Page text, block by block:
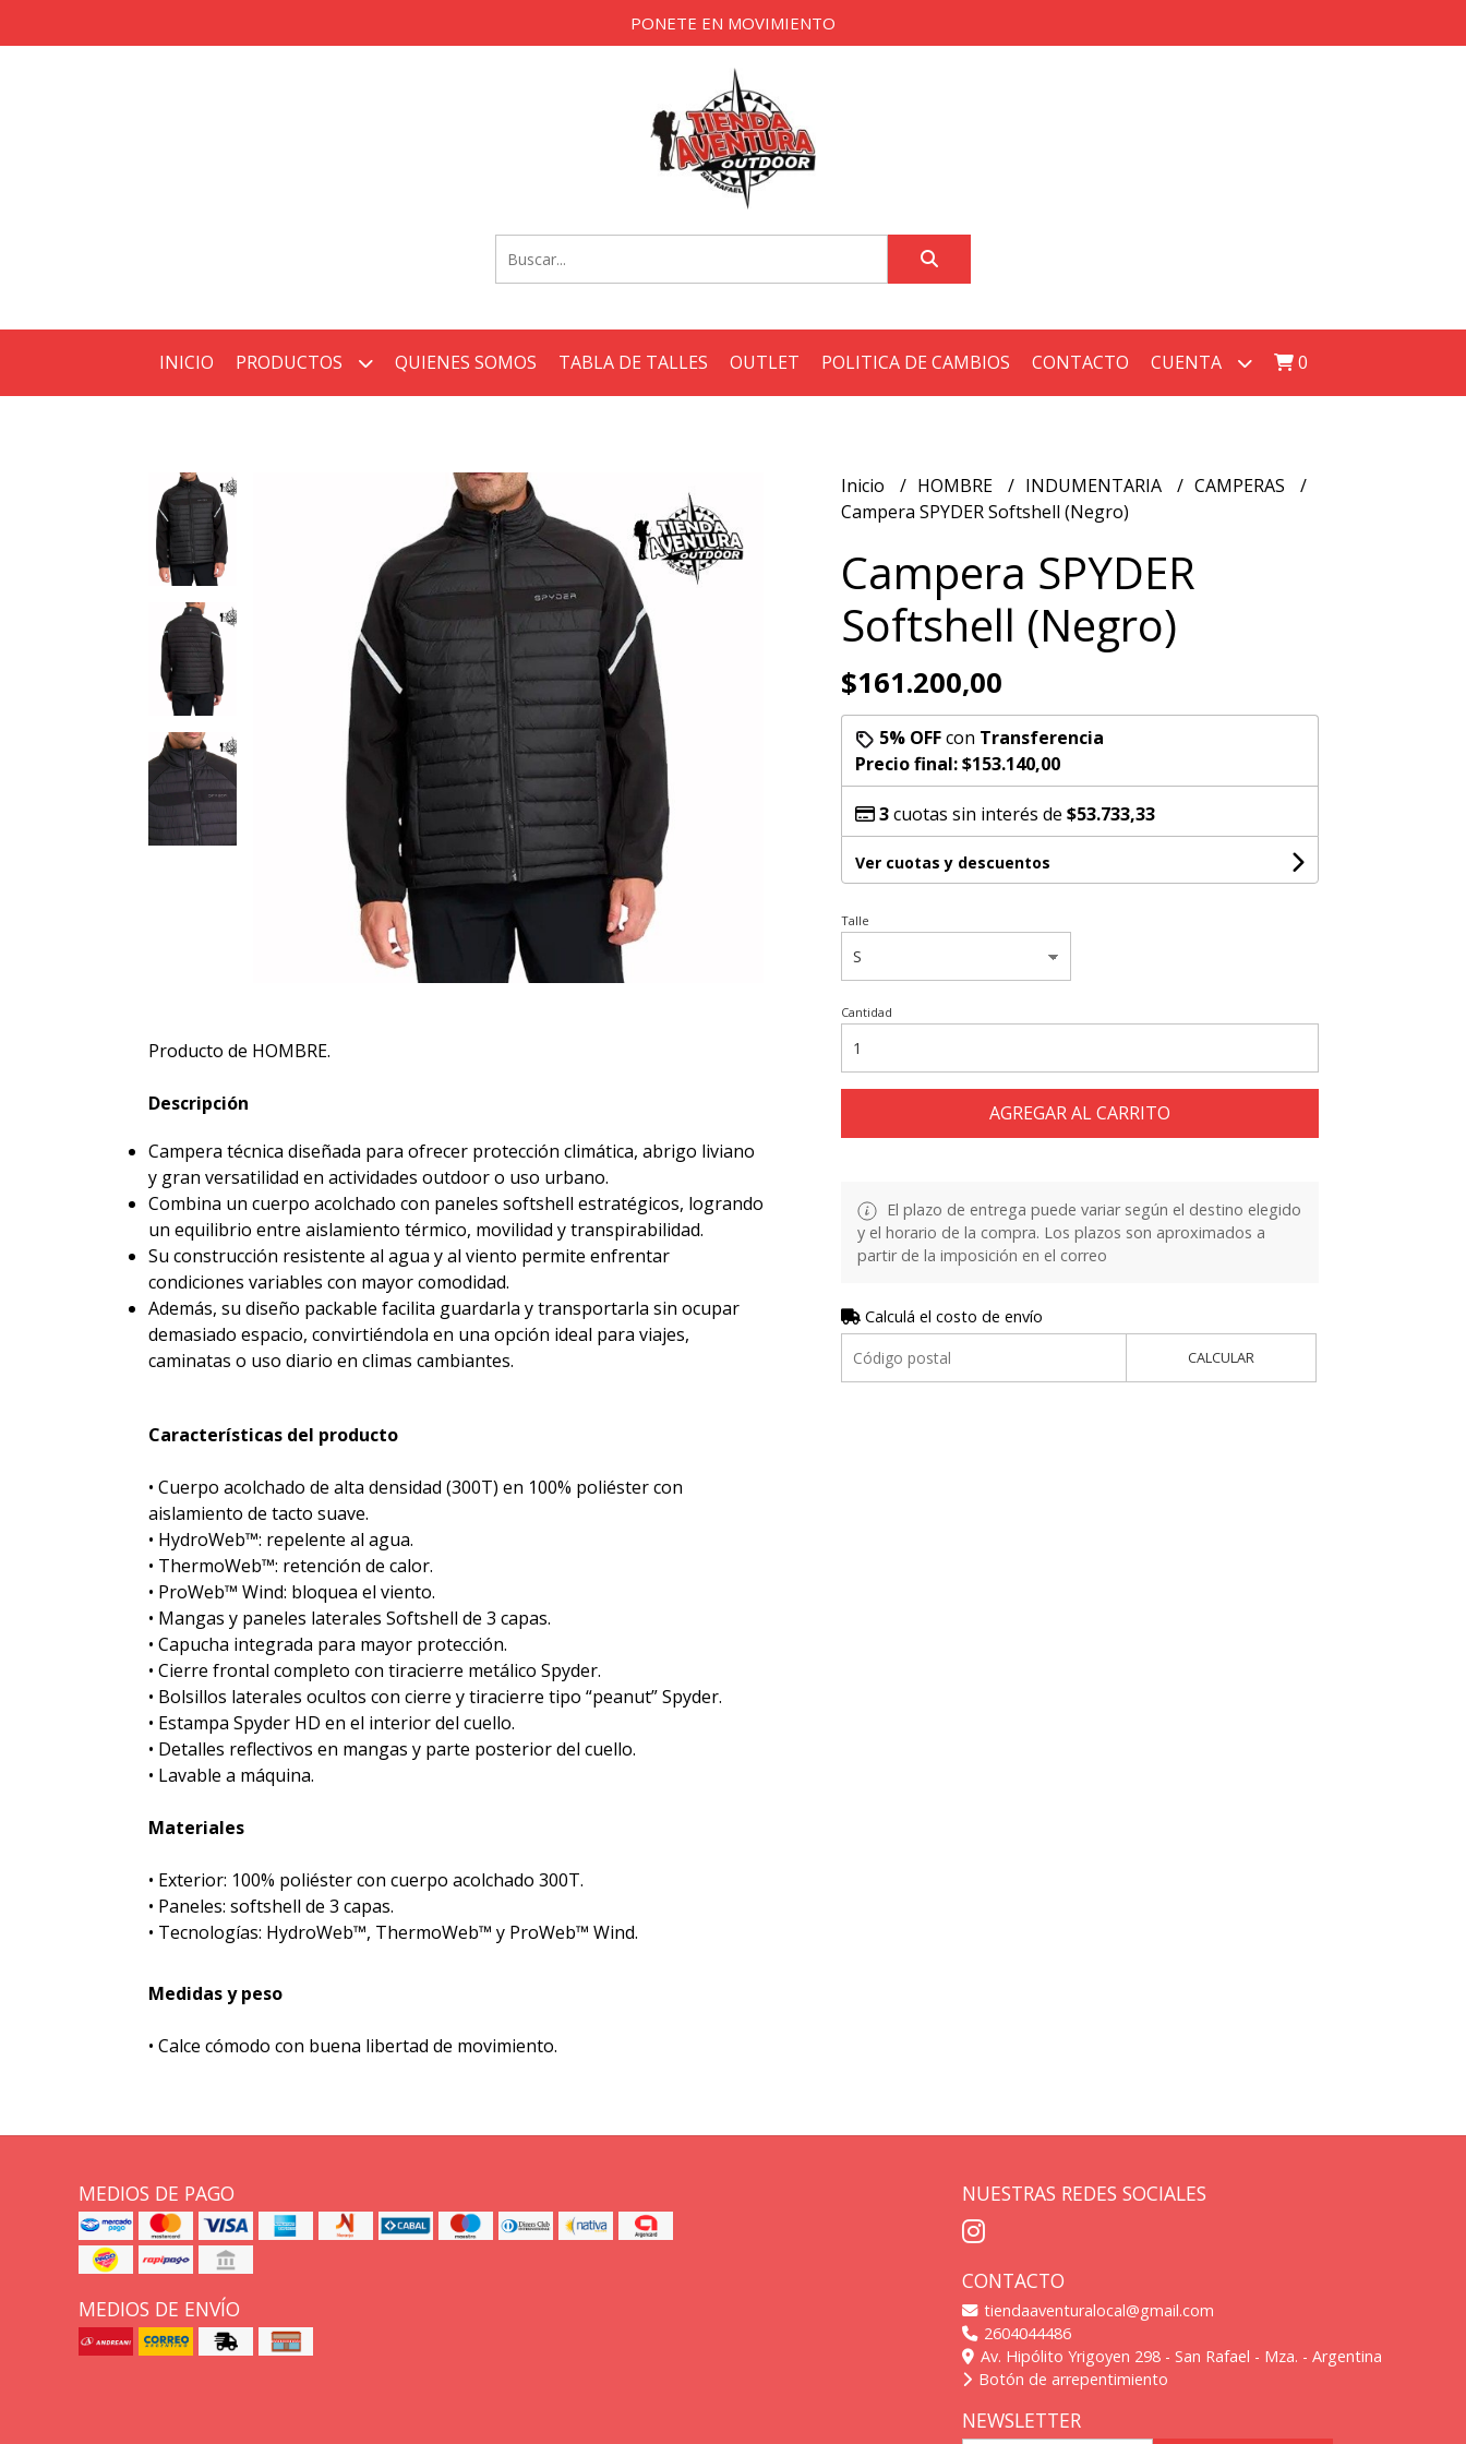
PONETE EN MOVIMIENTO
INICIO PRODUCTOS QUIENES SOMOS TABLA DE TALLES OUTLET POLITICA DE CAMBIOS CONTACTO CUENTA 0
Producto de HOMBRE.
Descripción
Campera técnica diseñada para ofrecer protección climática, abrigo liviano
y gran versatilidad en actividades outdoor o uso urbano.
Combina un cuerpo acolchado con paneles softshell estratégicos, logrando
un equilibrio entre aislamiento térmico, movilidad y transpirabilidad.
Su construcción resistente al agua y al viento permite enfrentar
condiciones variables con mayor comodidad.
Además, su diseño packable facilita guardarla y transportarla sin ocupar
demasiado espacio, convirtiéndola en una opción ideal para viajes,
caminatas o uso diario en climas cambiantes.
Características del producto
• Cuerpo acolchado de alta densidad (300T) en 100% poliéster con
aislamiento de tacto suave.
• HydroWeb™: repelente al agua.
• ThermoWeb™: retención de calor.
• ProWeb™ Wind: bloquea el viento.
• Mangas y paneles laterales Softshell de 3 capas.
• Capucha integrada para mayor protección.
• Cierre frontal completo con tiracierre metálico Spyder.
• Bolsillos laterales ocultos con cierre y tiracierre tipo “peanut” Spyder.
• Estampa Spyder HD en el interior del cuello.
• Detalles reflectivos en mangas y parte posterior del cuello.
• Lavable a máquina.
Materiales
• Exterior: 100% poliéster con cuerpo acolchado 300T.
• Paneles: softshell de 3 capas.
• Tecnologías: HydroWeb™, ThermoWeb™ y ProWeb™ Wind.
Medidas y peso
• Calce cómodo con buena libertad de movimiento.
Inicio HOMBRE INDUMENTARIA
CAMPERAS
Campera SPYDER Softshell (Negro)
Campera SPYDER
Softshell (Negro)
$161.200,00
5% OFFcon Transferencia
Precio final:$153.140,00
3cuotas sin interés de $53.733,33
Ver cuotas y descuentos
Talle
Cantidad
AGREGAR AL CARRITO
El plazo de entrega puede variar según el destino elegido
y el horario de la compra. Los plazos son aproximados a
partir de la imposición en el correo
Calculá el costo de envío
CALCULAR
MEDIOS DE PAGO
MEDIOS DE ENVÍO
NUESTRAS REDES SOCIALES
CONTACTO
tiendaaventuralocal@gmail.com
2604044486
Av. Hipólito Yrigoyen 298 - San Rafael - Mza. - Argentina
Botón de arrepentimiento
NEWSLETTER